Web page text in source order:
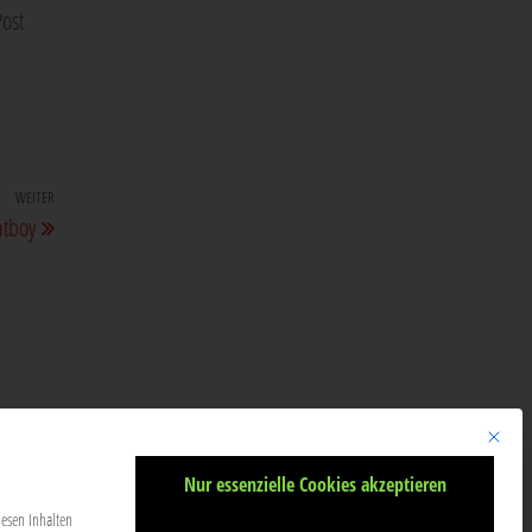
WEITER
Mit
Inhalten
Nur essenzielle Cookies akzeptieren